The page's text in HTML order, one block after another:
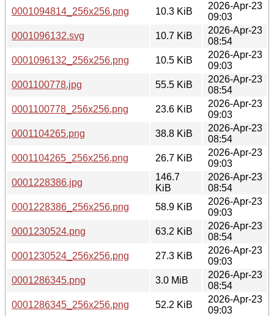
0001094814_256x256.png
10.3 KiB
2026-Apr-23
09:03
0001096132.svg
10.7 KiB
2026-Apr-23
08:54
0001096132_256x256.png
10.5 KiB
2026-Apr-23
09:03
0001100778.jpg
55.5 KiB
2026-Apr-23
08:54
0001100778_256x256.png
23.6 KiB
2026-Apr-23
09:03
0001104265.png
38.8 KiB
2026-Apr-23
08:54
0001104265_256x256.png
26.7 KiB
2026-Apr-23
09:03
0001228386.jpg
146.7
KiB
2026-Apr-23
08:54
0001228386_256x256.png
58.9 KiB
2026-Apr-23
09:03
0001230524.png
63.2 KiB
2026-Apr-23
08:54
0001230524_256x256.png
27.3 KiB
2026-Apr-23
09:03
0001286345.png
3.0 MiB
2026-Apr-23
08:54
0001286345_256x256.png
52.2 KiB
2026-Apr-23
09:03